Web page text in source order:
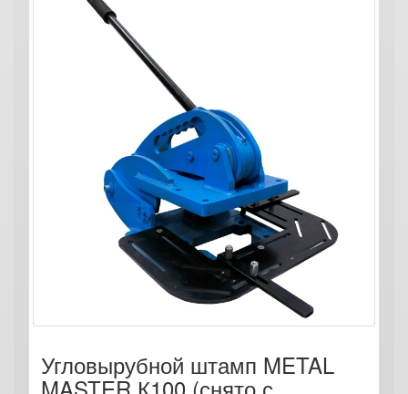
Угловырубной штамп METAL